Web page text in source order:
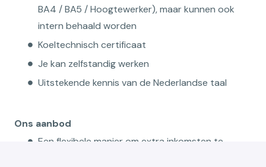
BA4 / BA5 / Hoogtewerker), maar kunnen ook
intern behaald worden
Koeltechnisch certificaat
Je kan zelfstandig werken
Uitstekende kennis van de Nederlandse taal
Ons aanbod
Een flexibele manier om extra inkomsten te